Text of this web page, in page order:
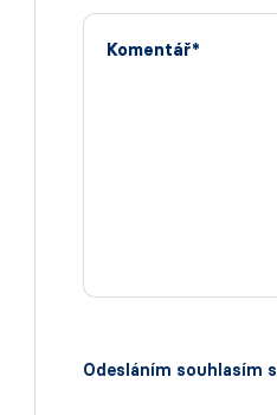
Komentář*
Odesláním souhlasím